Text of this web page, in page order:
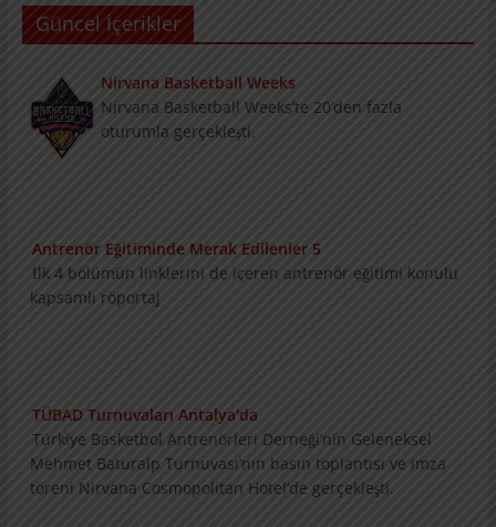
Güncel İçerikler
Nirvana Basketball Weeks
Nirvana Basketball Weeks’te 20’den fazla
oturumla gerçekleşti.
Antrenör Eğitiminde Merak Edilenler 5
İlk 4 bölümün linklerini de içeren antrenör
eğitimi konulu kapsamlı röportaj
TÜBAD Turnuvaları Antalya'da
Türkiye Basketbol Antrenörleri Derneği’nin
Geleneksel Mehmet Baturalp Turnuvası’nın
basın toplantısı ve imza töreni Nirvana